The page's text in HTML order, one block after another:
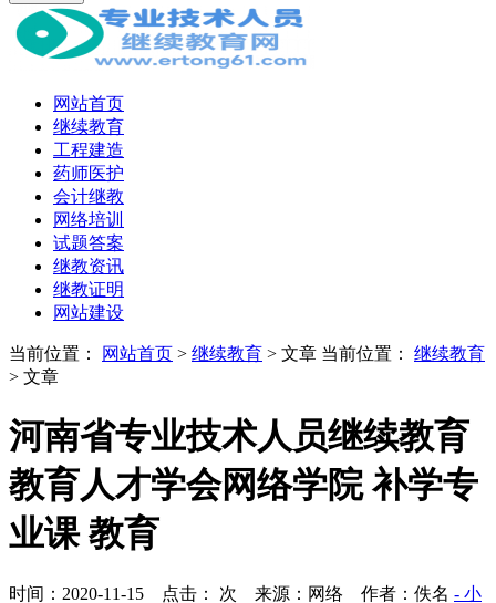
网站首页
继续教育
工程建造
药师医护
会计继教
网络培训
试题答案
继教资讯
继教证明
网站建设
当前位置： 网站首页 > 继续教育 > 文章 当前位置： 继续教育
> 文章
河南省专业技术人员继续教育
教育人才学会网络学院 补学专
业课 教育
时间：2020-11-15 点击： 次 来源：网络 作者：佚名 - 小